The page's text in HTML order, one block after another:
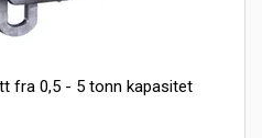
fra 0,5 - 5 tonn kapasitet